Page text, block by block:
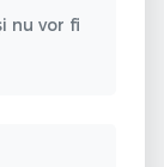
nu vor fi